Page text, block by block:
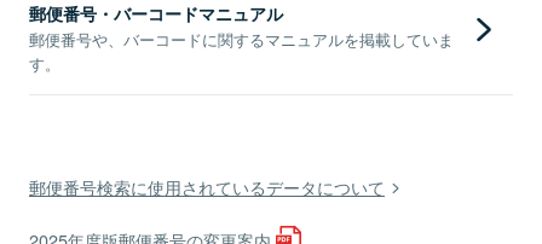
郵便番号・バーコードマニュアル
郵便番号や、バーコードに関するマニュアルを掲載していま
す。
郵便番号検索に使用されているデータについて